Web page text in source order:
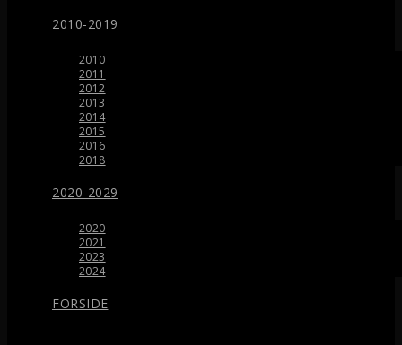
2010-2019
2010
2011
2012
2013
2014
2015
2016
2018
2020-2029
2020
2021
2023
2024
FORSIDE